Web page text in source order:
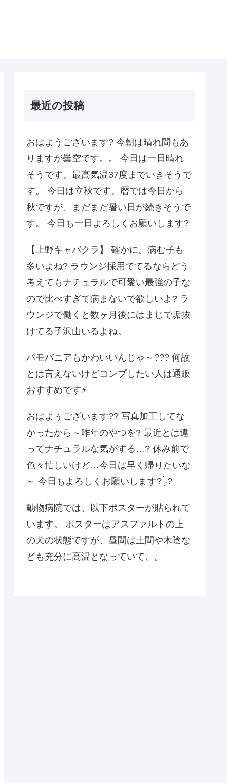
最近の投稿
おはようございます? 今朝は晴れ間もあ
りますが曇空です。。 今日は一日晴れ
そうです。最高気温37度までいきそうで
す。 今日は立秋です。暦では今日から
秋ですが、まだまだ暑い日が続きそうで
す。 今日も一日よろしくお願いします?
【上野キャバクラ】 確かに。病む子も
多いよね? ラウンジ採用でてるならどう
考えてもナチュラルで可愛い最強の子な
ので比べすぎて病まないで欲しいよ? ラ
ウンジで働くと数ヶ月後にはまじで垢抜
けてる子沢山いるよね。
パモバニアもかわいいんじゃ～??? 何故
とは言えないけどコンプしたい人は通販
おすすめです⚡️
おはよぅございます?? 写真加工してな
かったから～昨年のやつを? 最近とは違
ってナチュラルな気がする…? 休み前で
色々忙しいけど…今日は早く帰りたいな
～ 今日もよろしくお願いします? ̖́-?
動物病院では、以下ポスターが貼られて
います。 ポスターはアスファルトの上
の犬の状態ですが、昼間は土間や木陰な
ども充分に高温となっていて、。